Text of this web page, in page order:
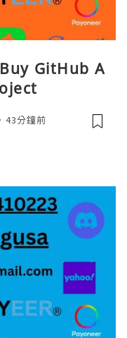
GitHub A
43分鐘前